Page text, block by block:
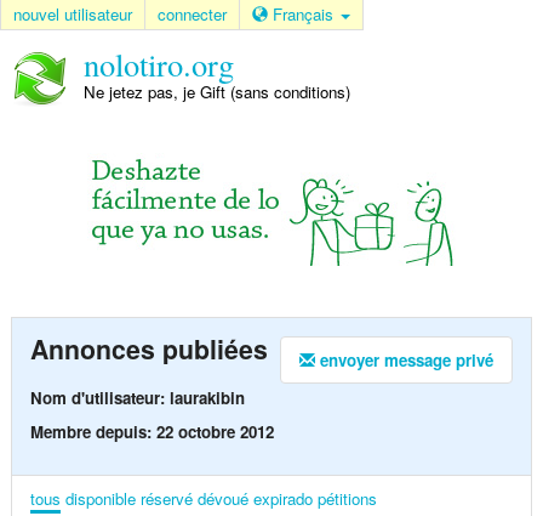
nouvel utilisateur connecter Français
nolotiro.org
Ne jetez pas, je Gift (sans conditions)
envoyer message privé
Annonces publiées
Nom d'utilisateur: laurakibin
Membre depuis: 22 octobre 2012
tous disponible réservé dévoué expirado pétitions